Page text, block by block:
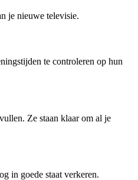
je nieuwe televisie.
te controleren op hun
Ze staan klaar om al je
in goede staat verkeren.